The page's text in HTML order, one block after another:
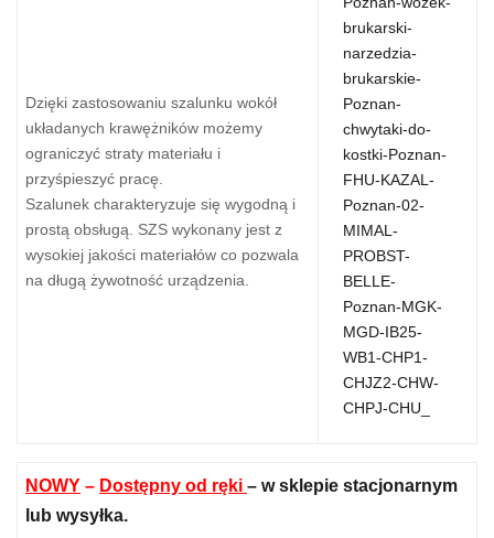
Dzięki zastosowaniu szalunku wokół
układanych krawężników możemy
ograniczyć straty materiału i
przyśpieszyć pracę.
Szalunek charakteryzuje się wygodną i
prostą obsługą. SZS wykonany jest z
wysokiej jakości materiałów co pozwala
na długą żywotność urządzenia.
NOWY – Dostępny od ręki – w sklepie stacjonarnym
lub wysyłka.